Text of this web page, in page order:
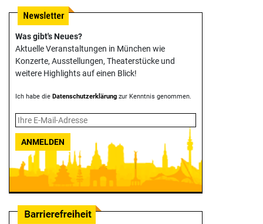
Was gibt's Neues?
Aktuelle Veranstaltungen in München wie
Konzerte, Ausstellungen, Theater­stücke und
weitere Highlights auf einen Blick!
Ich habe die Datenschutzerklärung zur Kenntnis genommen.
ANMELDEN